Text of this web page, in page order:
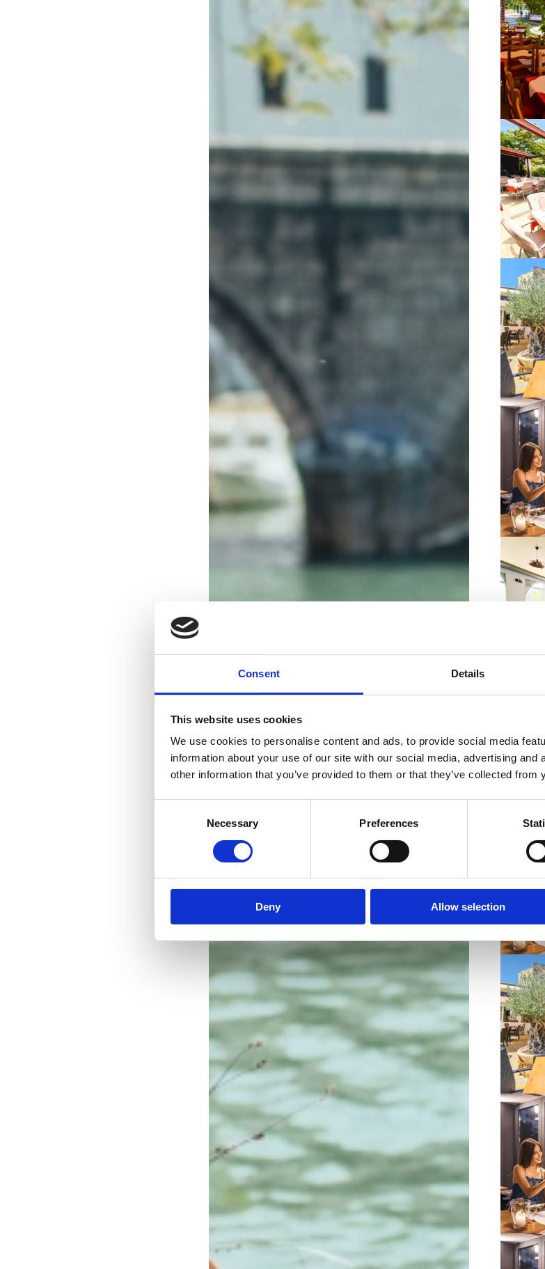
Consent Details
This website uses cookies
We use cookies to personalise content and ads, to provide social media
information about your use of our site with our social media, advertising
other information that you’ve provided to them or that they’ve collected
Necessary Preferences
Deny Allow selection
VIŠE INFORMACIJA
VIŠE INFORMACIJA
VIŠE INFORMACIJA
VIŠE INFORMACIJA
VIŠE INFORMACIJA
VIŠE INFORMACIJA